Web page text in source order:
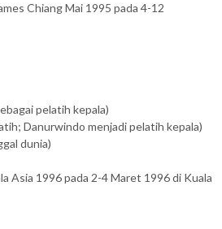
Chiang Mai 1995 pada 4-12
pelatih kepala)
Danurwindo menjadi pelatih kepala)
dunia)
Asia 1996 pada 2-4 Maret 1996 di Kuala